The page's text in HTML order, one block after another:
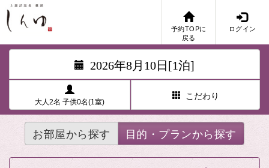
予約TOPに
戻る
ログイン
2026年8月10日[1泊]
大人2名 子供0名(1室)
こだわり
お部屋から探す 目的・プランから探す